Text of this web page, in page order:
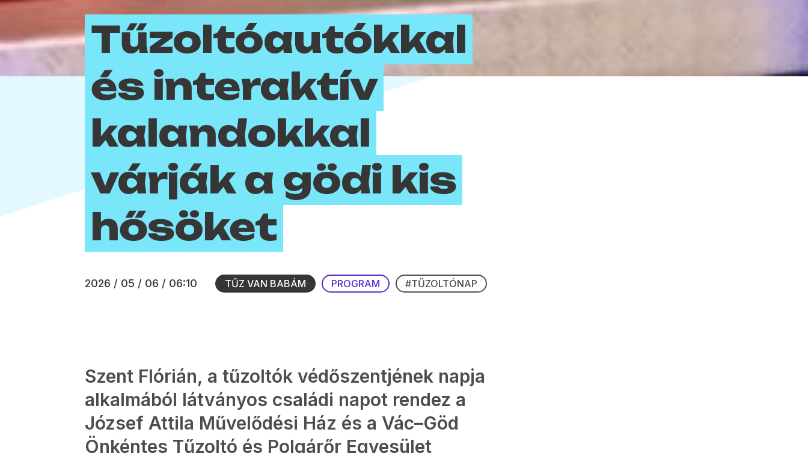
Tűzoltóautókkal
és interaktív
kalandokkal
várják a gödi kis
hősöket
2026 / 05 / 06 / 06:10 TŰZ VAN BABÁM PROGRAM #TŰZOLTÓNAP
Szent Flórián, a tűzoltók védőszentjének napja
alkalmából látványos családi napot rendez a
József Attila Művelődési Ház és a Vác–Göd
Önkéntes Tűzoltó és Polgárőr Egyesület